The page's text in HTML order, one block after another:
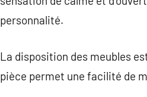
personnalité.
La disposition des meubles
pièce permet une facilité de